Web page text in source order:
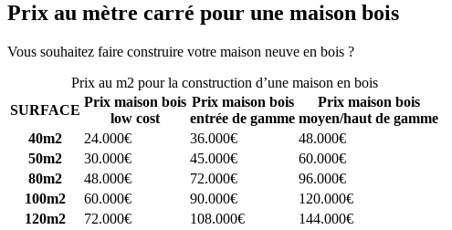
Prix au mètre carré pour une maison bois
Vous souhaitez faire construire votre maison neuve en bois ?
Prix au m2 pour la construction d’une maison en bois
SURFACE
Prix maison bois
low cost
Prix maison bois
entrée de gamme
Prix maison bois
moyen/haut de gamme
40m2
24.000€ 36.000€
48.000€
50m2
30.000€ 45.000€
60.000€
80m2
48.000€ 72.000€
96.000€
100m2
60.000€ 90.000€
120.000€
120m2
72.000€ 108.000€
144.000€